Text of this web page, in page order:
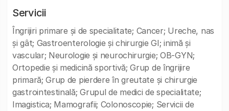
Servicii
Îngrijiri primare și de specialitate; Cancer; Ureche, nas
și gât; Gastroenterologie și chirurgie GI; inimă și
vascular; Neurologie și neurochirurgie; OB-GYN;
Ortopedie și medicină sportivă; Grup de îngrijire
primară; Grup de pierdere în greutate și chirurgie
gastrointestinală; Grupul de medici de specialitate;
Imagistica; Mamografii; Colonoscopie; Servicii de